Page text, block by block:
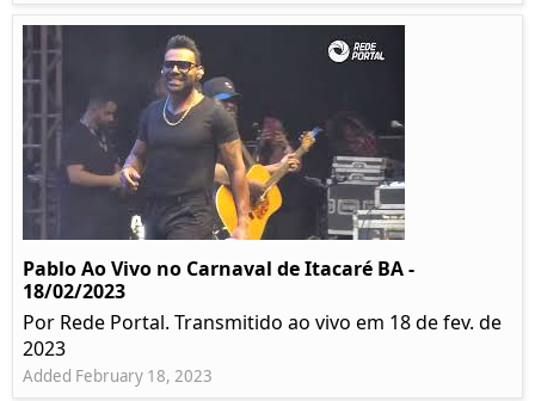
Pablo Ao Vivo no Carnaval de Itacaré BA -
18/02/2023
Por Rede Portal. Transmitido ao vivo em 18 de fev. de
2023
Added February 18, 2023